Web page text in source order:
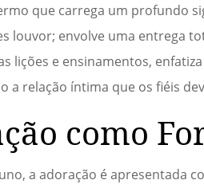
que carrega um profundo
louvor; envolve uma entrega
lições e ensinamentos,
a relação íntima que os fiéis
como
a adoração é apresentada